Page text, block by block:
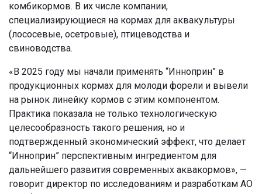
комбикормов. В их числе компании,
специализирующиеся на кормах для аквакультуры
(лососевые, осетровые), птицеводства и
свиноводства.
«В 2025 году мы начали применять “Инноприн” в
продукционных кормах для молоди форели и вывели
на рынок линейку кормов с этим компонентом.
Практика показала не только технологическую
целесообразность такого решения, но и
подтвержденный экономический эффект, что делает
“Инноприн” перспективным ингредиентом для
дальнейшего развития современных аквакормов», —
говорит директор по исследованиям и разработкам АО